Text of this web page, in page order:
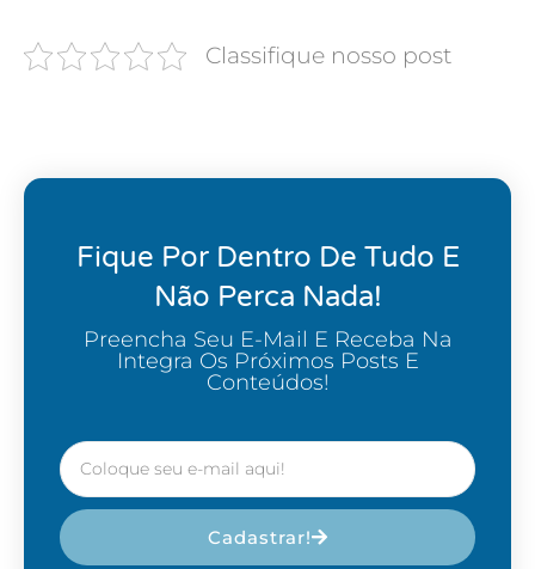
Classifique nosso post
Fique Por Dentro De Tudo E
Não Perca Nada!
Preencha Seu E-Mail E Receba Na
Integra Os Próximos Posts E
Conteúdos!
Cadastrar!